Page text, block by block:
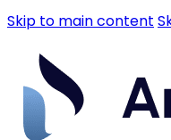
Skip to main content